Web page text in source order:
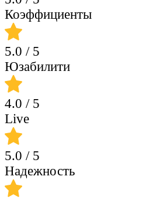
Коэффициенты
5.0 / 5
Юзабилити
4.0 / 5
Live
5.0 / 5
Надежность